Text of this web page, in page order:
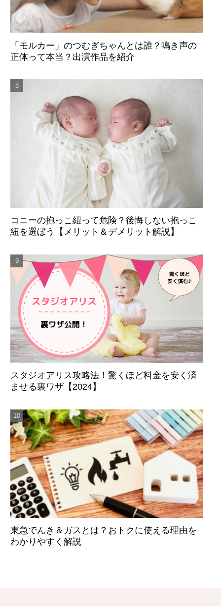
「モルカー」のつむぎちゃんとは誰？鳴き声の
正体って本当？出演作品を紹介
コニーの抱っこ紐って危険？後悔しない抱っこ
紐を選ぼう【メリット＆デメリット解説】
スタジオアリス攻略法！驚くほど料金を安く済
ませる裏ワザ【2024】
東急でんき＆ガスとは？おトクに使える理由を
わかりやすく解説